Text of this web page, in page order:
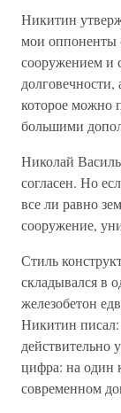
Никитин
мои
сооружением и
которое можно
большими
Николай
согласен. Но
все ли равно
сооружение,
Стиль
складывался в
железобетон
Никитин писал:
действительно
цифра: на один
современном